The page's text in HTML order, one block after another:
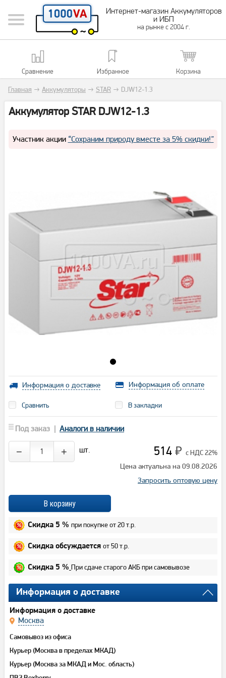
Интернет-магазин Аккумуляторов
и ИБП
на рынке с 2004 г.
Сравнение Избранное Корзина
Главная → Аккумуляторы → STAR → DJW12-1.3
Аккумулятор STAR DJW12-1.3
Участник акции “Сохраним природу вместе за 5% скидки!”
Информация о доставке Информация об оплате
Сравнить В закладки
Под заказ | Аналоги в наличии
− + шт. 514 ₽ с НДС 22%
Цена актуальна на 09.08.2026
Запросить оптовую цену
Скидка 5 % при покупке от 20 т.р.
Скидка обсуждается от 50 т.р.
Скидка 5 % При сдаче старого АКБ при самовывозе
Информация о доставке
Информация о доставке
Москва
Самовывоз из офиса
Курьер (Москва в пределах МКАД)
Курьер (Москва за МКАД и Мос. область)